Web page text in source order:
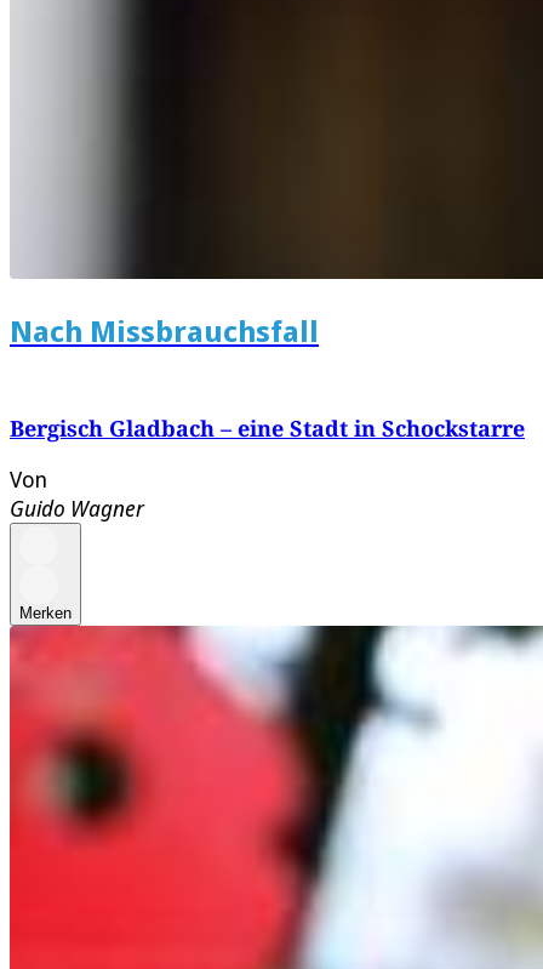
Nach Missbrauchsfall
Bergisch Gladbach – eine Stadt in Schockstarre
Von
Guido Wagner
Merken